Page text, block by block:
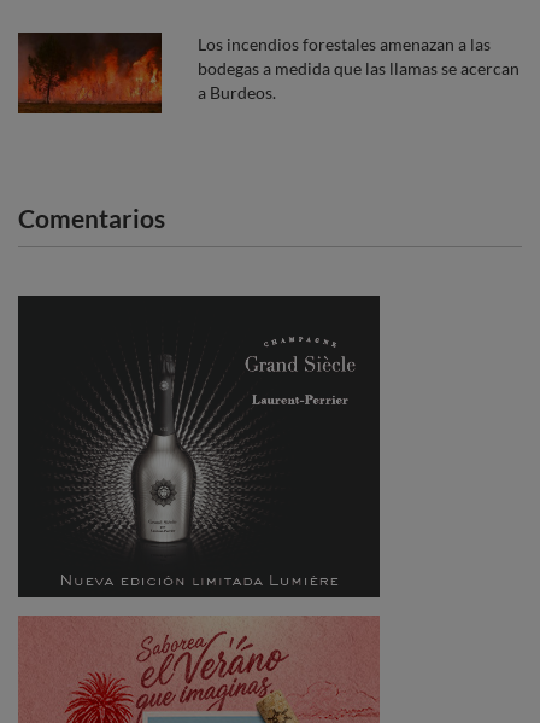
Los incendios forestales amenazan a las
bodegas a medida que las llamas se acercan
a Burdeos.
Comentarios